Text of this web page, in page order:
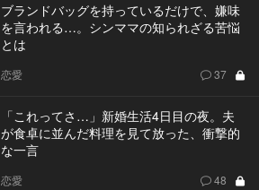
ブランドバッグを持っているだけで、嫌味
を言われる…。シンママの知られざる苦悩
とは
恋愛 37
「これってさ…」新婚生活4日目の夜。夫
が食卓に並んだ料理を見て放った、衝撃的
な一言
恋愛 48